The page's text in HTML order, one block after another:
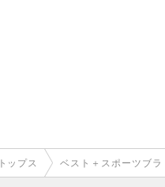
トップス ベスト＋スポーツブラ